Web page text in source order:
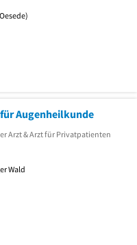
Augenheilkunde
Arzt & Arzt für Privatpatienten
Wald